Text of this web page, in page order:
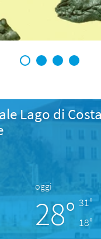
1 2 3 4
Lago di
oggi
28° 31°
18°